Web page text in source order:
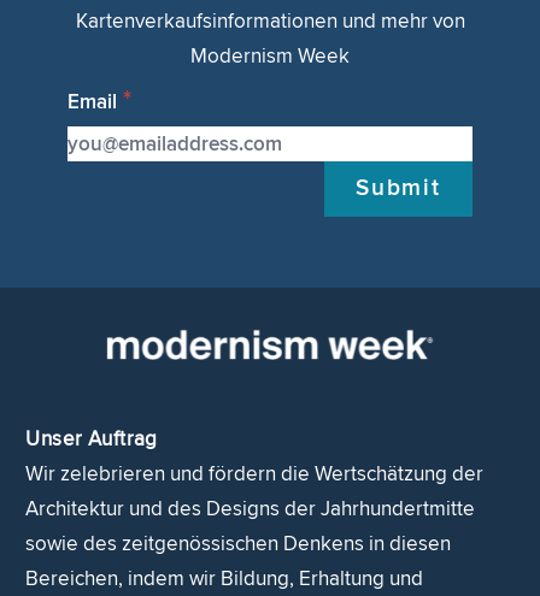
Kartenverkaufsinformationen und mehr von
Modernism Week
Email
Submit
Unser Auftrag
Wir zelebrieren und fördern die Wertschätzung der
Architektur und des Designs der Jahrhundertmitte
sowie des zeitgenössischen Denkens in diesen
Bereichen, indem wir Bildung, Erhaltung und